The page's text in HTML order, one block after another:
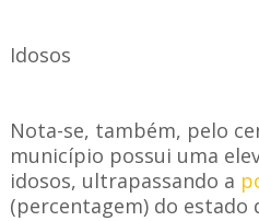
Idosos
Nota-se, também, pelo
município possui uma
idosos, ultrapassando a
(percentagem) do estado